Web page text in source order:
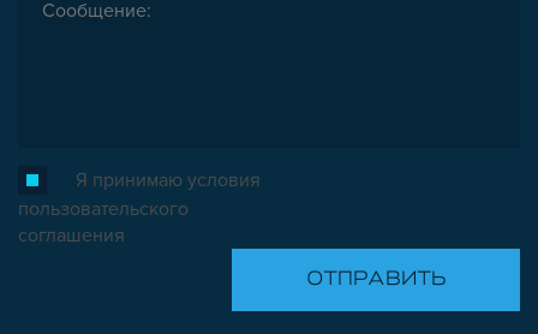
Я принимаю условия
пользовательского
соглашения